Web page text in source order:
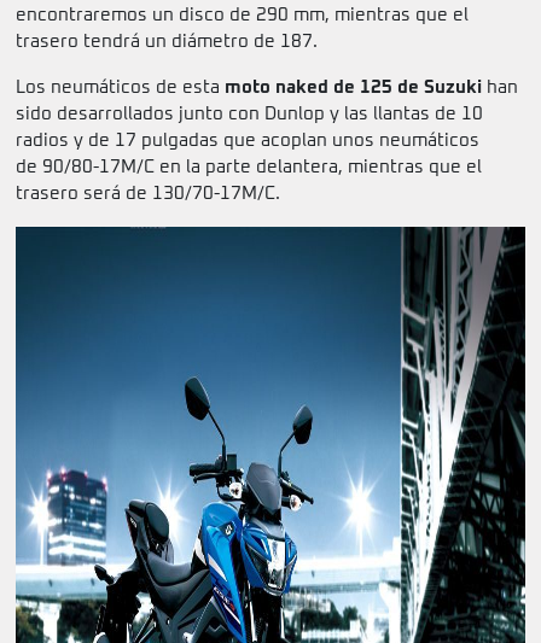
encontraremos un disco de 290 mm, mientras que el
trasero tendrá un diámetro de 187.
Los neumáticos de esta moto naked de 125 de Suzuki han
sido desarrollados junto con Dunlop y las llantas de 10
radios y de 17 pulgadas que acoplan unos neumáticos
de 90/80-17M/C en la parte delantera, mientras que el
trasero será de 130/70-17M/C.